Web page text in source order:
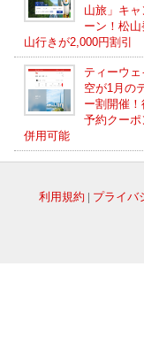
山旅」キャ
ーン！松山
山行きが2,000円割引
ティーウェ
空が1月の
ー割開催！
予約クーポ
併用可能
利用規約 | プライバ